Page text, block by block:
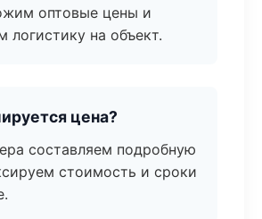
оптовые цены и
логистику на объект.
цена?
составляем подробную
стоимость и сроки